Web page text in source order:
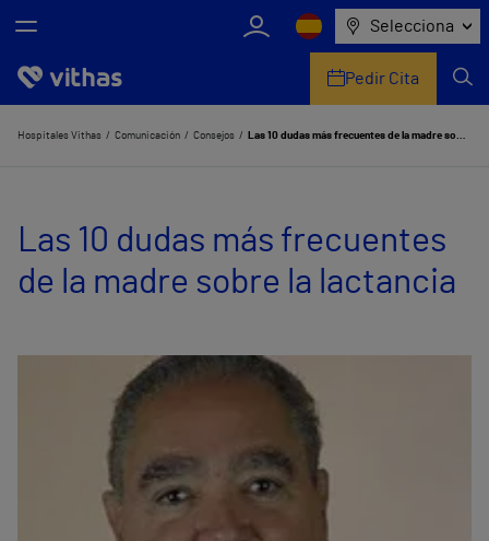
Selecciona
Nosotros
Servicios de salud
Equipo médico y asistencial
Pedir Cita
Hospitales Vithas Comunicación Consejos Las 10 dudas más frecuentes de la madre sobre la lactancia
Las 10 dudas más frecuentes
de la madre sobre la lactancia